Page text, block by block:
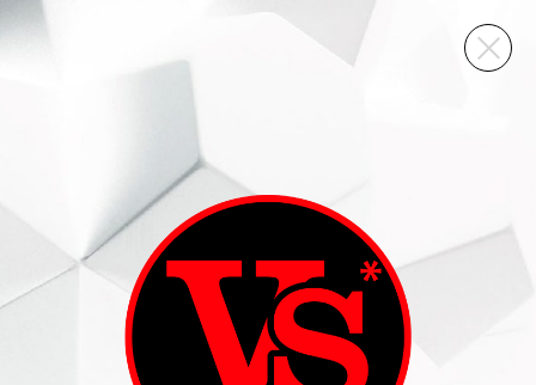
ВИННЫЙ СКЛАД